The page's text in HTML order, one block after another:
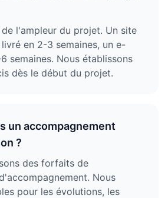
l'ampleur du projet. Un site
en 2-3 semaines, un e-
semaines. Nous établissons
dès le début du projet.
un accompagnement
?
des forfaits de
Nous
pour les évolutions, les